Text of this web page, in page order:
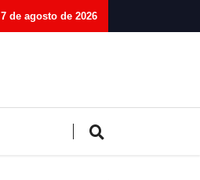
7 de agosto de 2026